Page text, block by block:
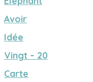
Avoir
Idée
Vingt – 20
Carte